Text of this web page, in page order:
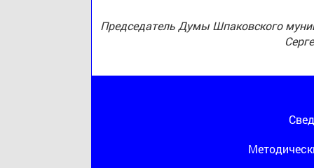
Председатель Думы Шпаковского